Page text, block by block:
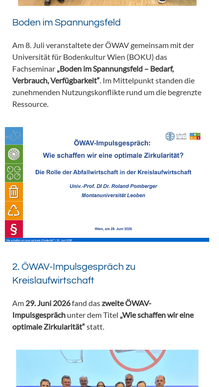
Boden im Spannungsfeld
Am 8. Juli veranstaltete der ÖWAV gemeinsam mit der
Universität für Bodenkultur Wien (BOKU) das
Fachseminar „Boden im Spannungsfeld – Bedarf,
Verbrauch, Verfügbarkeit“ . Im Mittelpunkt standen die
zunehmenden Nutzungskonflikte rund um die begrenzte
Ressource.
2. ÖWAV-Impulsgespräch zu
Kreislaufwirtschaft
Am 29. Juni 2026fand daszweite ÖWAV-
Impulsgespräch unter dem Titel „Wie schaffen wir eine
optimale Zirkularität“statt.